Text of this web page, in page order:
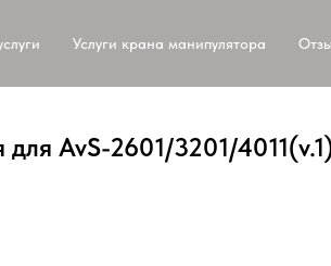
Услуги крана манипулятора
для AvS-2601/3201/